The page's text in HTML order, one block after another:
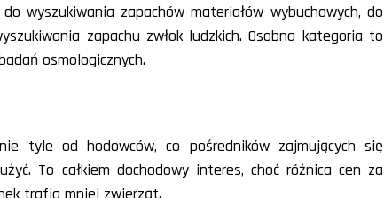
wyszukiwania zapachów materiałów wybuchowych, do
zapachu zwłok ludzkich. Osobna kategoria to
osmologicznych.
tyle od hodowców, co pośredników zajmujących się
To całkiem dochodowy interes, choć różnica cen za
trafia mniej zwierząt.